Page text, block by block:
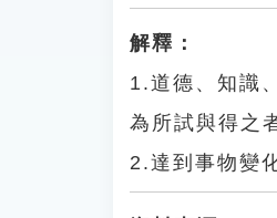
解釋：
1.道德、知識
為所試與得之
2.達到事物變